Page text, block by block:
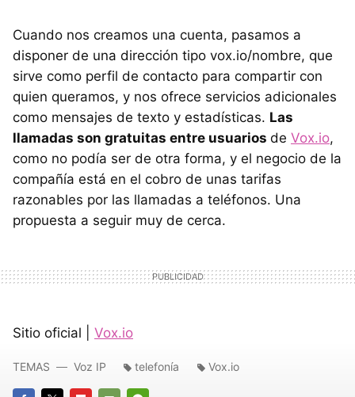
Cuando nos creamos una cuenta, pasamos a
disponer de una dirección tipo vox.io/nombre, que
sirve como perfil de contacto para compartir con
quien queramos, y nos ofrece servicios adicionales
como mensajes de texto y estadísticas. Las
llamadas son gratuitas entre usuarios de Vox.io,
como no podía ser de otra forma, y el negocio de la
compañía está en el cobro de unas tarifas
razonables por las llamadas a teléfonos. Una
propuesta a seguir muy de cerca.
Sitio oficial | Vox.io
TEMAS Voz IP telefonía Vox.io